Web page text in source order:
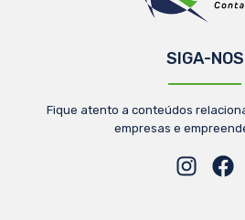
SIGA-NOS
Fique atento a conteúdos
empresas e